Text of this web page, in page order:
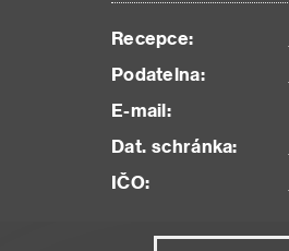
Recepce:
Podatelna:
E-mail:
Dat. schránka:
IČO: